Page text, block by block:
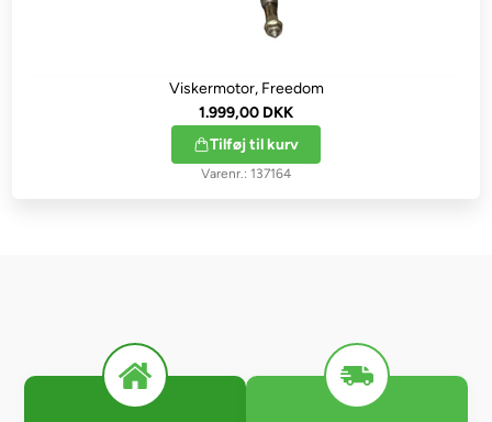
Viskermotor, Freedom
1.999,00 DKK
Tilføj til kurv
137164